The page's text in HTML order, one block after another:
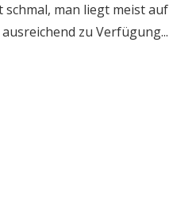
man liegt meist auf
zu Verfügung...